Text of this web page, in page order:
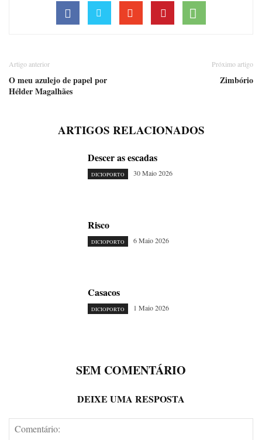
Artigo anterior
O meu azulejo de papel por
Hélder Magalhães
Próximo artigo
Zimbório
ARTIGOS RELACIONADOS
Descer as escadas
DICIOPORTO 30 Maio 2026
Risco
DICIOPORTO 6 Maio 2026
Casacos
DICIOPORTO 1 Maio 2026
SEM COMENTÁRIO
DEIXE UMA RESPOSTA